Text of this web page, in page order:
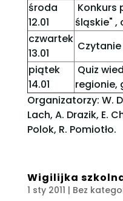
środa
12.01
Konkurs
śląskie" ,
czwartek
13.01
piątek
14.01
Quiz
regionie,
Organizatorzy: W.
Lach, A. Drazik, E.
Polok, R. Pomiotło.
Wigilijka
1 sty 2011 | Bez